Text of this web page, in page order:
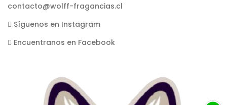
contacto@wolff-fragancias.cl
Síguenos en Instagram
Encuentranos en Facebook